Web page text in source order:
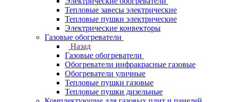
Тепловые завесы электрические
Тепловые пушки электрические
Электрические конвекторы
Газовые обогреватели
Назад
Газовые обогреватели
Обогреватели инфракрасные газовые
Обогреватели уличные
Тепловые пушки газовые
Тепловые пушки дизельные